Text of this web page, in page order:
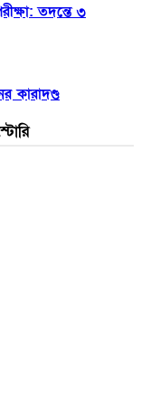
তদন্তে ৩
কারাদণ্ড